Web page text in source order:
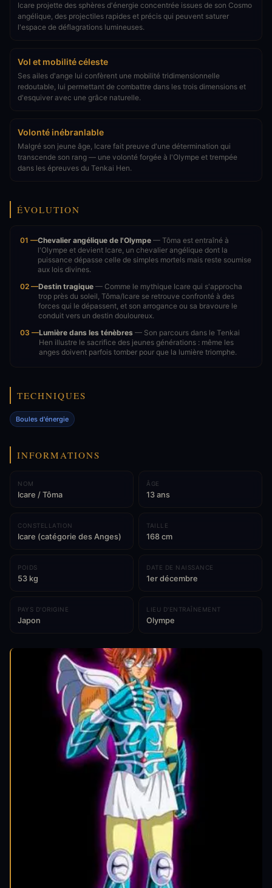
Icare projette des sphères d'énergie concentrée issues de son Cosmo
angélique, des projectiles rapides et précis qui peuvent saturer
l'espace de déflagrations lumineuses.
Vol et mobilité céleste
Ses ailes d'ange lui confèrent une mobilité tridimensionnelle
redoutable, lui permettant de combattre dans les trois dimensions et
d'esquiver avec une grâce naturelle.
Volonté inébranlable
Malgré son jeune âge, Icare fait preuve d'une détermination qui
transcende son rang — une volonté forgée à l'Olympe et trempée
dans les épreuves du Tenkai Hen.
ÉVOLUTION
01 —Chevalier angélique de l'Olympe — Tôma est entraîné à
l'Olympe et devient Icare, un chevalier angélique dont la
puissance dépasse celle de simples mortels mais reste soumise
aux lois divines.
02 —Destin tragique — Comme le mythique Icare qui s'approcha
trop près du soleil, Tôma/Icare se retrouve confronté à des
forces qui le dépassent, et son arrogance ou sa bravoure le
conduit vers un destin douloureux.
03 —Lumière dans les ténèbres — Son parcours dans le Tenkai
Hen illustre le sacrifice des jeunes générations : même les
anges doivent parfois tomber pour que la lumière triomphe.
TECHNIQUES
Boules d'énergie
INFORMATIONS
NOM
Icare / Tôma
ÂGE
13 ans
CONSTELLATION
Icare (catégorie des Anges)
TAILLE
168 cm
POIDS
53 kg
DATE DE NAISSANCE
1er décembre
PAYS D'ORIGINE
Japon
LIEU D'ENTRAÎNEMENT
Olympe